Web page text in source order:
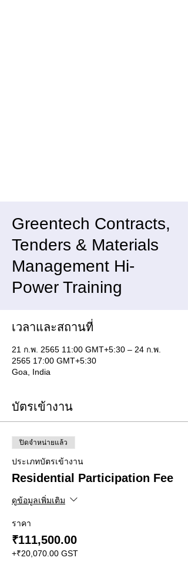
Greentech Contracts,
Tenders & Materials
Management Hi-
Power Training
เวลาและสถานที่
21 ก.พ. 2565 11:00 GMT+5:30 – 24 ก.พ.
2565 17:00 GMT+5:30
Goa, India
บัตรเข้างาน
ปิดจำหน่ายแล้ว
ประเภทบัตรเข้างาน
Residential Participation Fee
ดูข้อมูลเพิ่มเติม
ราคา
₹111,500.00
+₹20,070.00 GST